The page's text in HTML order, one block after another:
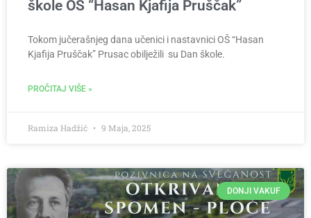
škole OŠ “Hasan Kjafija Pruščak”
Tokom jučerašnjeg dana učenici i nastavnici OŠ “Hasan
Kjafija Pruščak” Prusac obilježili su Dan škole.
PROČITAJ VIŠE »
Ramiza Hadžić 9 Maja, 2025
DONJI VAKUF